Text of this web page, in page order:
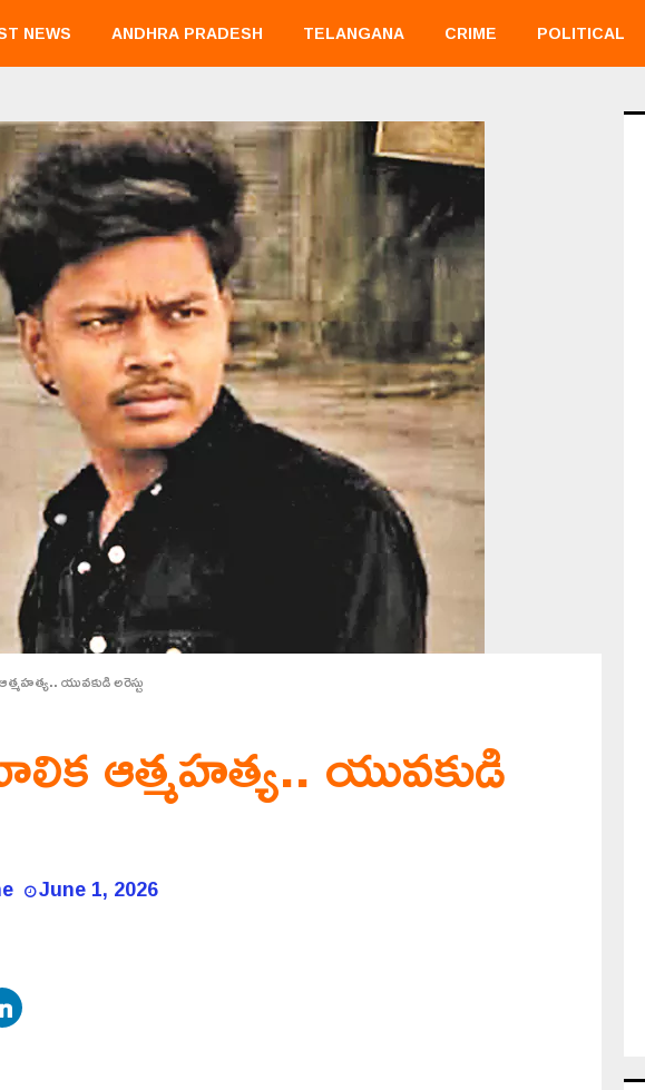
NEWS ANDHRA PRADESH TELANGANA CRIME POLITICAL
యువకుడి అరెస్టు
ఆత్మహత్య.. యువకుడి
June 1, 2026